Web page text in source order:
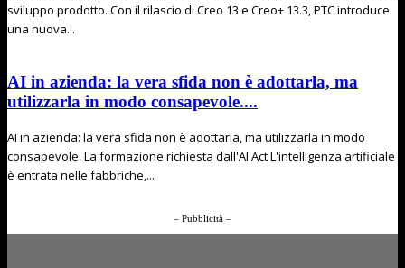
sviluppo prodotto. Con il rilascio di Creo 13 e Creo+ 13.3, PTC introduce
una nuova...
AI in azienda: la vera sfida non è adottarla, ma
utilizzarla in modo consapevole....
AI in azienda: la vera sfida non è adottarla, ma utilizzarla in modo
consapevole. La formazione richiesta dall'AI Act L'intelligenza artificiale
è entrata nelle fabbriche,...
– Pubblicità –